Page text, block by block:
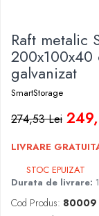
Raft metalic
galvanizat
SmartStorage
274,53 Lei
LIVRARE
STOC EPUIZAT
Durata de livrare:
Cod Produs: 80009